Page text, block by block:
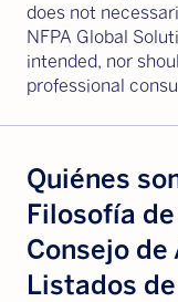
does not
NFPA Global
intended, nor
professional
Quiénes
Filosofía
Consejo
Listados